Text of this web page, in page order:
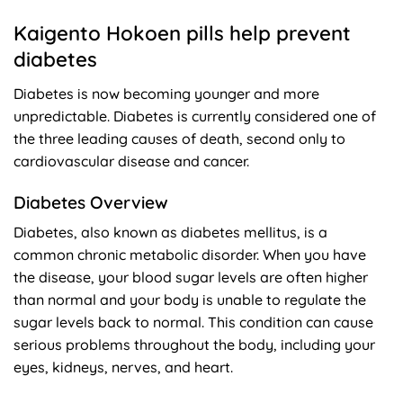
Kaigento Hokoen pills help prevent
diabetes
Diabetes is now becoming younger and more
unpredictable. Diabetes is currently considered one of
the three leading causes of death, second only to
cardiovascular disease and cancer.
Diabetes Overview
Diabetes, also known as diabetes mellitus, is a
common chronic metabolic disorder. When you have
the disease, your blood sugar levels are often higher
than normal and your body is unable to regulate the
sugar levels back to normal. This condition can cause
serious problems throughout the body, including your
eyes, kidneys, nerves, and heart.